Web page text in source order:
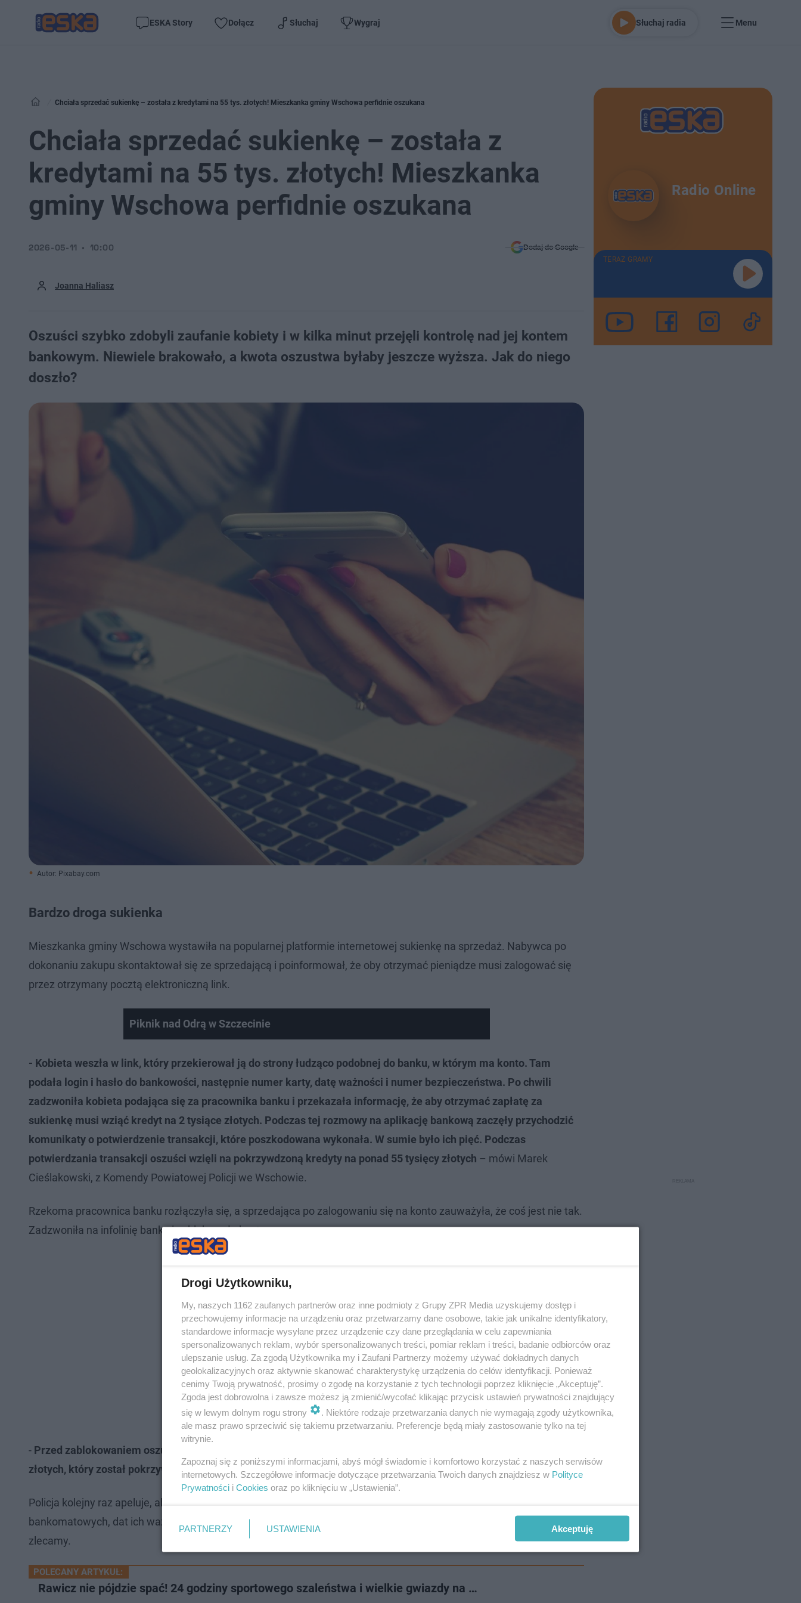
ESKA Story Dołącz Słuchaj Wygraj Słuchaj radia Menu
Chciała sprzedać sukienkę – została z kredytami na 55 tys. złotych! Mieszkanka gminy Wschowa perfidnie oszukana
Chciała sprzedać sukienkę – została z
kredytami na 55 tys. złotych! Mieszkanka
gminy Wschowa perfidnie oszukana
Joanna Haliasz
2026-05-11 10:00 Dodaj do Google
Oszuści szybko zdobyli zaufanie kobiety i w kilka minut przejęli kontrolę nad jej kontem
bankowym. Niewiele brakowało, a kwota oszustwa byłaby jeszcze wyższa. Jak do niego
doszło?
Autor: Pixabay.com
Bardzo droga sukienka
Mieszkanka gminy Wschowa wystawiła na popularnej platformie internetowej sukienkę na sprzedaż. Nabywca po
dokonaniu zakupu skontaktował się ze sprzedającą i poinformował, że oby otrzymać pieniądze musi zalogować się
przez otrzymany pocztą elektroniczną link.
Piknik nad Odrą w Szczecinie
- Kobieta weszła w link, który przekierował ją do strony łudząco podobnej do banku, w którym ma konto. Tam
podała login i hasło do bankowości, następnie numer karty, datę ważności i numer bezpieczeństwa. Po chwili
zadzwoniła kobieta podająca się za pracownika banku i przekazała informację, że aby otrzymać zapłatę za
sukienkę musi wziąć kredyt na 2 tysiące złotych. Podczas tej rozmowy na aplikację bankową zaczęły przychodzić
komunikaty o potwierdzenie transakcji, które poszkodowana wykonała. W sumie było ich pięć. Podczas
potwierdzania transakcji oszuści wzięli na pokrzywdzoną kredyty na ponad 55 tysięcy złotych – mówi Marek
Cieślakowski, z Komendy Powiatowej Policji we Wschowie.
Rzekoma pracownica banku rozłączyła się, a sprzedająca po zalogowaniu się na konto zauważyła, że coś jest nie tak.
Zadzwoniła na infolinię banku i zablokowała konto.
- Przed zablokowaniem oszuści zdążyli jeszcze złożyć w jej imieniu wniosek o limit debetowy na kolejne 20 tysięcy
złotych, który został pokrzywdzonej przyznany
– mówi M. Cieślakowski.
Policja kolejny raz apeluje, aby nie klikać w linki podsyłane przez nieznajome osoby, nie podawać im numerów kart
bankomatowych, dat ich ważności i kodów bezpieczeństwa, a transakcje bankowe potwierdzać wtedy, gdy sami je
zlecamy.
POLECANY ARTYKUŁ:
Rawicz nie pójdzie spać! 24 godziny sportowego szaleństwa i wielkie gwiazdy na …
Radio Online
TERAZ GRAMY
Drogi Użytkowniku,
My, naszych 1162 zaufanych partnerów oraz inne podmioty z Grupy ZPR Media uzyskujemy dostęp i
przechowujemy informacje na urządzeniu oraz przetwarzamy dane osobowe, takie jak unikalne identyfikatory,
standardowe informacje wysyłane przez urządzenie czy dane przeglądania w celu zapewniania
spersonalizowanych reklam, wybór spersonalizowanych treści, pomiar reklam i treści, badanie odbiorców oraz
ulepszanie usług. Za zgodą Użytkownika my i Zaufani Partnerzy możemy używać dokładnych danych
geolokalizacyjnych oraz aktywnie skanować charakterystykę urządzenia do celów identyfikacji. Ponieważ
cenimy Twoją prywatność, prosimy o zgodę na korzystanie z tych technologii poprzez kliknięcie „Akceptuję”.
Zgoda jest dobrowolna i zawsze możesz ją zmienić/wycofać klikając przycisk ustawień prywatności znajdujący
się w lewym dolnym rogu strony
. Niektóre rodzaje przetwarzania danych nie wymagają zgody użytkownika,
ale masz prawo sprzeciwić się takiemu przetwarzaniu. Preferencje będą miały zastosowanie tylko na tej
witrynie.
Zapoznaj się z poniższymi informacjami, abyś mógł świadomie i komfortowo korzystać z naszych serwisów
internetowych. Szczegółowe informacje dotyczące przetwarzania Twoich danych znajdziesz w Polityce
Prywatności i Cookies oraz po kliknięciu w „Ustawienia”.
PARTNERZY USTAWIENIA Akceptuję